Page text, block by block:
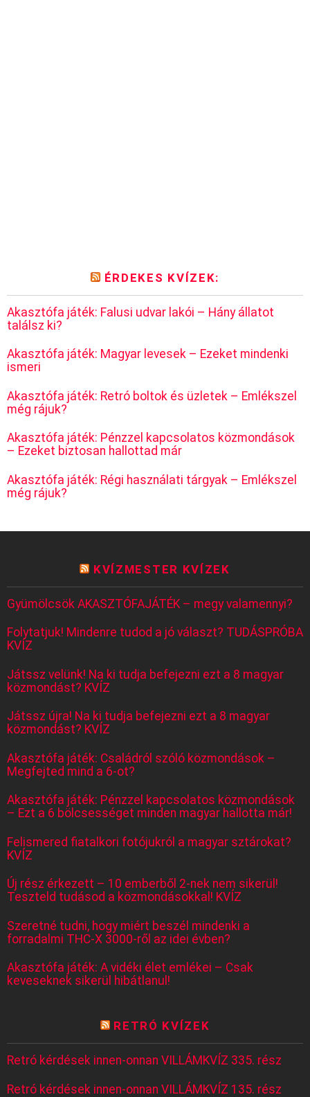
ÉRDEKES KVÍZEK:
Akasztófa játék: Falusi udvar lakói – Hány állatot
találsz ki?
Akasztófa játék: Magyar levesek – Ezeket mindenki
ismeri
Akasztófa játék: Retró boltok és üzletek – Emlékszel
még rájuk?
Akasztófa játék: Pénzzel kapcsolatos közmondások
– Ezeket biztosan hallottad már
Akasztófa játék: Régi használati tárgyak – Emlékszel
még rájuk?
KVÍZMESTER KVÍZEK
Gyümölcsök AKASZTÓFAJÁTÉK – megy valamennyi?
Folytatjuk! Mindenre tudod a jó választ? TUDÁSPRÓBA
KVÍZ
Játssz velünk! Na ki tudja befejezni ezt a 8 magyar
közmondást? KVÍZ
Játssz újra! Na ki tudja befejezni ezt a 8 magyar
közmondást? KVÍZ
Akasztófa játék: Családról szóló közmondások –
Megfejted mind a 6-ot?
Akasztófa játék: Pénzzel kapcsolatos közmondások
– Ezt a 6 bölcsességet minden magyar hallotta már!
Felismered fiatalkori fotójukról a magyar sztárokat?
KVÍZ
Új rész érkezett – 10 emberből 2-nek nem sikerül!
Teszteld tudásod a közmondásokkal! KVÍZ
Szeretné tudni, hogy miért beszél mindenki a
forradalmi THC-X 3000-ről az idei évben?
Akasztófa játék: A vidéki élet emlékei – Csak
keveseknek sikerül hibátlanul!
RETRÓ KVÍZEK
Retró kérdések innen-onnan VILLÁMKVÍZ 335. rész
Retró kérdések innen-onnan VILLÁMKVÍZ 135. rész